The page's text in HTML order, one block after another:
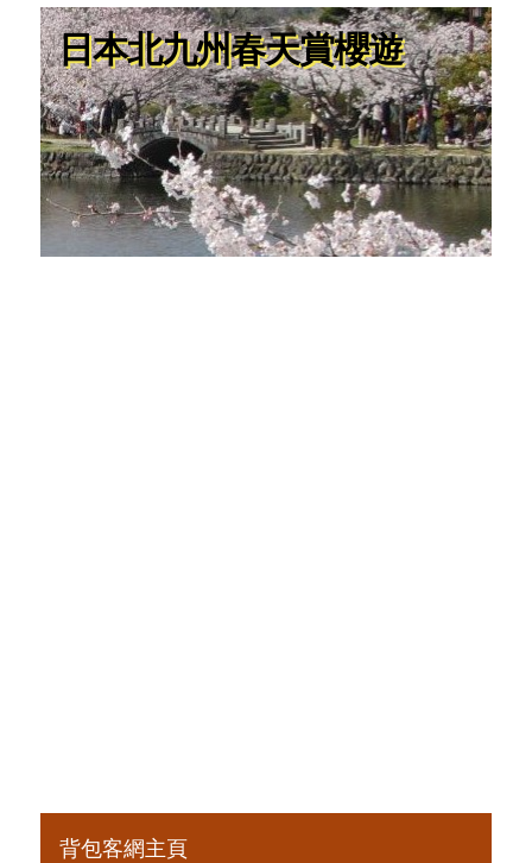
日本北九州春天賞櫻遊
背包客網主頁